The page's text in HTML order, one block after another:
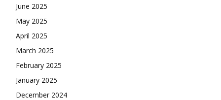
June 2025
May 2025
April 2025
March 2025
February 2025
January 2025
December 2024